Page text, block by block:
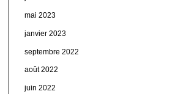
mai 2023
janvier 2023
septembre 2022
août 2022
juin 2022